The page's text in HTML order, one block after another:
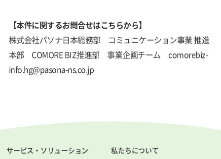
【本件に関するお問合せはこちらから】
株式会社パソナ日本総務部 コミュニケーション事業 推進
本部 COMORE BIZ推進部 事業企画チーム comorebiz-
info.hg@pasona-ns.co.jp
サービス・ソリューション 私たちについて